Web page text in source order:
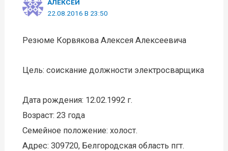
АЛЕКСЕЙ
22.08.2016 В 23:50
Резюме Корвякова Алексея Алексеевича
Цель: соискание должности электросварщика
Дата рождения: 12.02.1992 г.
Возраст: 23 года
Семейное положение: холост.
Адрес: 309720, Белгородская область пгт.